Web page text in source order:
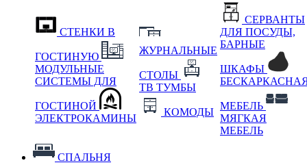
СТЕНКИ В
ГОСТИНУЮ
МОДУЛЬНЫЕ
СИСТЕМЫ ДЛЯ
ГОСТИНОЙ
ЭЛЕКТРОКАМИНЫ
ЖУРНАЛЬНЫЕ
СТОЛЫ
ТВ ТУМБЫ
КОМОДЫ
СЕРВАНТЫ
ДЛЯ ПОСУДЫ,
БАРНЫЕ
ШКАФЫ
МЕБЕЛЬ
МЯГКАЯ
МЕБЕЛЬ
СПАЛЬНЯ